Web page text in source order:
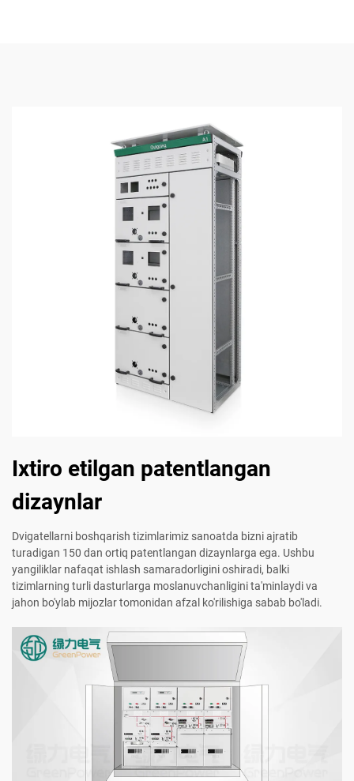
Ixtiro etilgan patentlangan
dizaynlar
Dvigatellarni boshqarish tizimlarimiz sanoatda bizni ajratib
turadigan 150 dan ortiq patentlangan dizaynlarga ega. Ushbu
yangiliklar nafaqat ishlash samaradorligini oshiradi, balki
tizimlarning turli dasturlarga moslanuvchanligini ta'minlaydi va
jahon bo'ylab mijozlar tomonidan afzal ko'rilishiga sabab bo'ladi.